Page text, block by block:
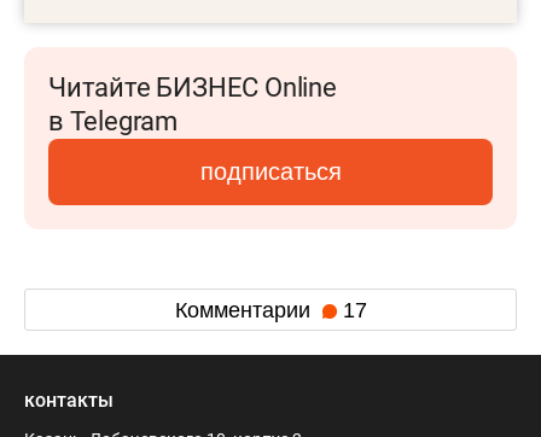
Читайте БИЗНЕС Online
в Telegram
подписаться
Комментарии 17
контакты